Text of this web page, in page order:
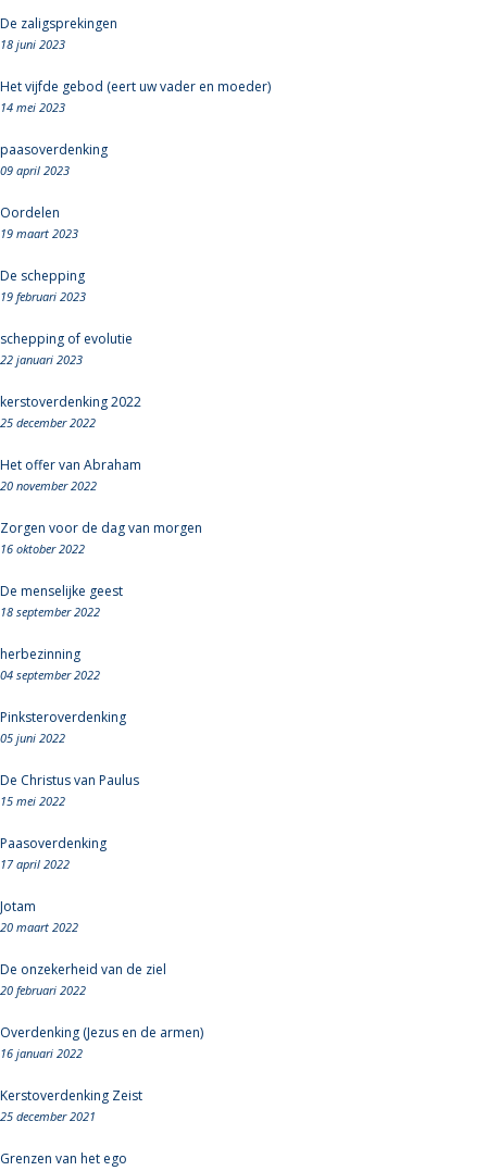
De zaligsprekingen
18 juni 2023
Het vijfde gebod (eert uw vader en moeder)
14 mei 2023
paasoverdenking
09 april 2023
Oordelen
19 maart 2023
De schepping
19 februari 2023
schepping of evolutie
22 januari 2023
kerstoverdenking 2022
25 december 2022
Het offer van Abraham
20 november 2022
Zorgen voor de dag van morgen
16 oktober 2022
De menselijke geest
18 september 2022
herbezinning
04 september 2022
Pinksteroverdenking
05 juni 2022
De Christus van Paulus
15 mei 2022
Paasoverdenking
17 april 2022
Jotam
20 maart 2022
De onzekerheid van de ziel
20 februari 2022
Overdenking (Jezus en de armen)
16 januari 2022
Kerstoverdenking Zeist
25 december 2021
Grenzen van het ego